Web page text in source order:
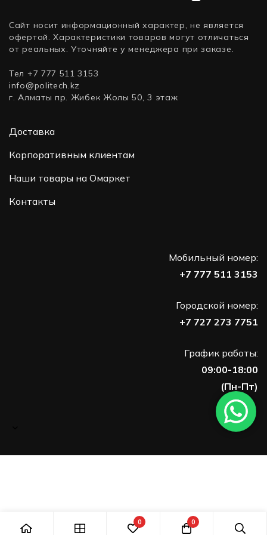
Сайт носит информационный характер, не является
офертой. Характеристики товаров могут отличаться
от реальных. Уточняйте у менеджера при заказе.
Тел +7 777 511 3153
info@politech.kz
г. Алматы пр. Жибек Жолы 50, 3 этаж
Доставка
Корпоративным клиентам
Наши товары на Омаркет
Контакты
Мобильный номер:
+7 777 511 3153
Городской номер:
+7 727 273 7751
График работы:
09:00-18:00
(Пн-Пт)
0 0